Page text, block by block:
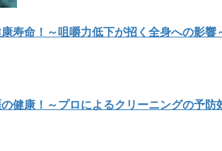
寿命！～咀嚼力低下が招く全身への影響
健康！～プロによるクリーニングの予防